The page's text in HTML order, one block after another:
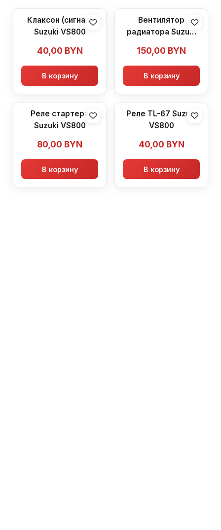
Клаксон (сигнал)
Suzuki VS800
40,00 BYN
В корзину
Вентилятор
радиатора Suzuki
150,00 BYN
В корзину
Реле стартера
Suzuki VS800
80,00 BYN
В корзину
Реле TL-67 Suzuki
VS800
40,00 BYN
В корзину